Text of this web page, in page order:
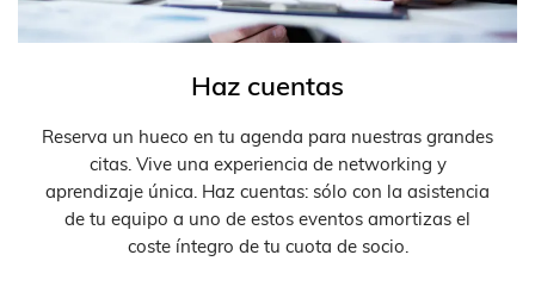
Haz cuentas
Reserva un hueco en tu agenda para nuestras grandes
citas. Vive una experiencia de networking y
aprendizaje única. Haz cuentas: sólo con la asistencia
de tu equipo a uno de estos eventos amortizas el
coste íntegro de tu cuota de socio.